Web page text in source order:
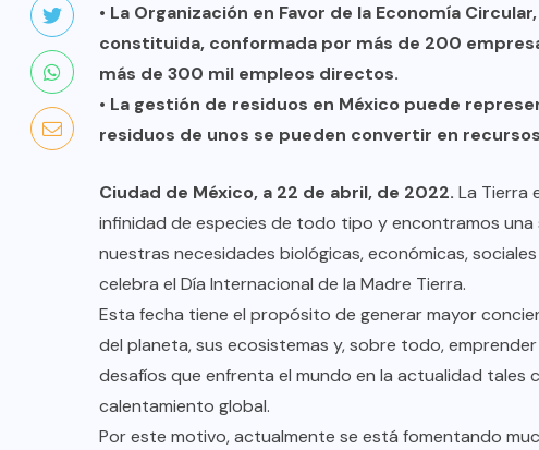
• La Organización en Favor de la Economía
constituida, conformada por más de 200
más de 300 mil empleos directos.
• La gestión de residuos en México puede
residuos de unos se pueden convertir en
Ciudad de México, a 22 de abril, de 2022. La Tierra
infinidad de especies de todo tipo y encontramos
nuestras necesidades biológicas, económicas,
celebra el Día Internacional de la Madre Tierra.
Esta fecha tiene el propósito de generar mayor
del planeta, sus ecosistemas y, sobre todo,
desafíos que enfrenta el mundo en la actualidad tales
calentamiento global.
Por este motivo, actualmente se está fomentando